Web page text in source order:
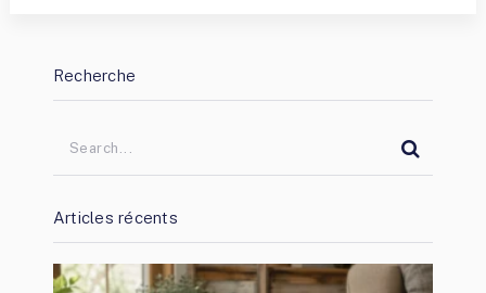
Recherche
Articles récents